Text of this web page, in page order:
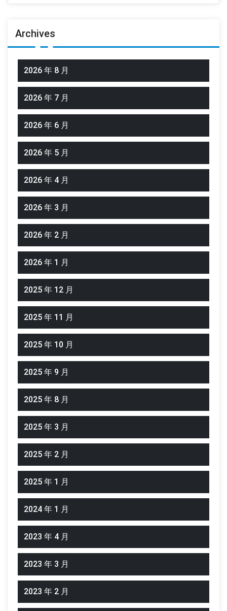
Archives
2026 年 8 月
2026 年 7 月
2026 年 6 月
2026 年 5 月
2026 年 4 月
2026 年 3 月
2026 年 2 月
2026 年 1 月
2025 年 12 月
2025 年 11 月
2025 年 10 月
2025 年 9 月
2025 年 8 月
2025 年 3 月
2025 年 2 月
2025 年 1 月
2024 年 1 月
2023 年 4 月
2023 年 3 月
2023 年 2 月